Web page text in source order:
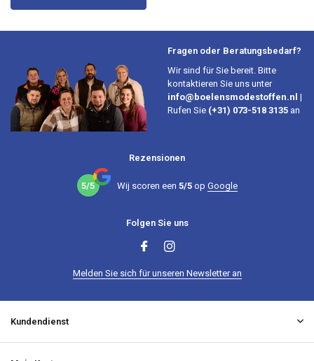
Fragen oder Beratungsbedarf?
Wir sind für Sie bereit. Bitte
kontaktieren Sie uns unter
info@boelensmodestoffen.nl |
Rufen Sie (+31) 073-518 3135 an
Rezensionen
5/5 Wij scoren een 5/5op Google
Folgen Sie uns
Melden Sie sich für unseren Newsletter an
Kundendienst